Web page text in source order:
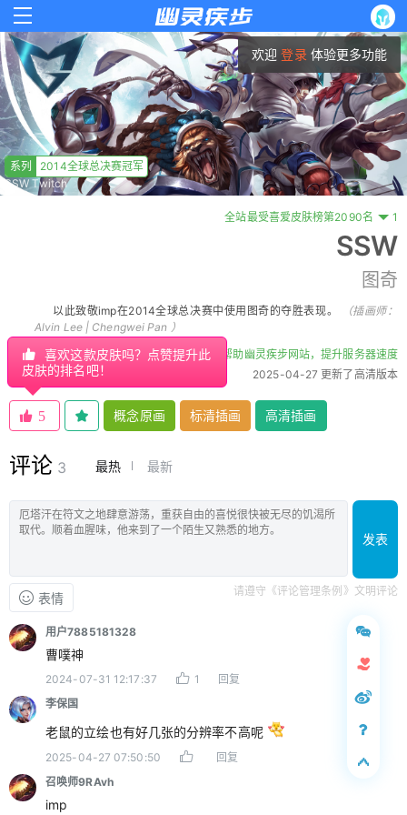
欢迎 登录 体验更多功能
SSW Twitch
系列 2014全球总决赛冠军
1
全站最受喜爱皮肤榜第2090名
SSW
图奇
以此致敬imp在2014全球总决赛中使用图奇的夺胜表现。
（插画师：
Alvin Lee | Chengwei Pan ）
帮助幽灵疾步网站，提升服务器速度
2025-04-27 更新了高清版本
喜欢这款皮肤吗？点赞提升此
皮肤的排名吧！
5 概念原画 标清插画 高清插画
评论 3 最热 最新
发表
表情 请遵守《评论管理条例》文明评论
用户7885181328
曹噗神
2024-07-31 12:17:37 1
回复
李保国
老鼠的立绘也有好几张的分辨率不高呢
2025-04-27 07:50:50
回复
召唤师9RAvh
imp